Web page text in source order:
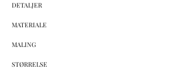
DETALJER
MATERIALE
MALING
STØRRELSE